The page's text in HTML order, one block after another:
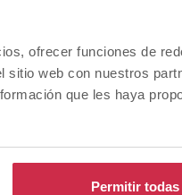
ofrecer funciones de
sitio web con nuestros
que les haya
Permitir todas